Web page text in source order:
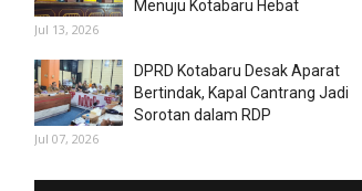
Menuju Kotabaru Hebat
Jul 13, 2026
DPRD Kotabaru Desak Aparat
Bertindak, Kapal Cantrang Jadi
Sorotan dalam RDP
Jul 07, 2026